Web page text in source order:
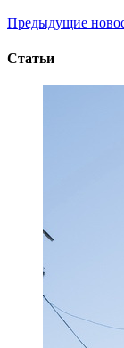
Предыдущие
Статьи